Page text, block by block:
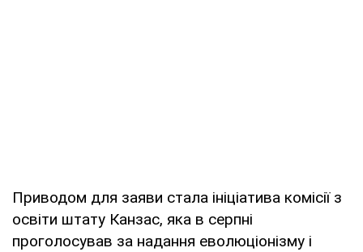
Приводом для заяви стала ініціатива комісії з
освіти штату Канзас, яка в серпні
проголосував за надання еволюціонізму і